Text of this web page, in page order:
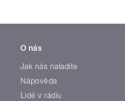
O nás
Jak nás naladíte
Nápověda
Lidé v rádiu